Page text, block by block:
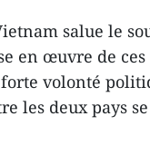
salue le
en œuvre de
forte volonté
les deux pays